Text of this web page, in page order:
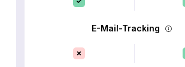
E-Mail-Tracking